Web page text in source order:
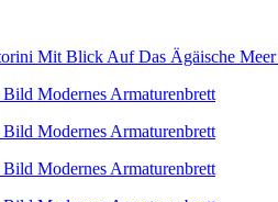
Mit Blick Auf Das Ägäische Meer